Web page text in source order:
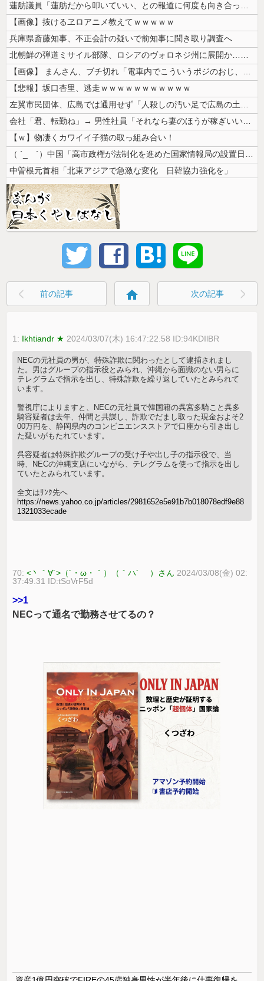
蓮舫議員「蓮舫だから叩いていい、との報道に何度も向き合ってきました。悔...
【画像】抜けるヱロアニメ教えてｗｗｗｗｗ
兵庫県斎藤知事、不正会計の疑いで前知事に聞き取り調査へ
北朝鮮の弾道ミサイル部隊、ロシアのヴォロネジ州に展開か…北朝鮮は本質的...
【画像】 まんさん、ブチ切れ「電車内でこういうポジのおじ、ガチでイラネ...
【悲報】坂口杏里、逃走ｗｗｗｗｗｗｗｗｗｗｗ
左翼市民団体、広島では通用せず「人殺しの汚い足で広島の土を踏むな！」→...
会社「君、転勤ね」→ 男性社員「それなら妻のほうが稼ぎいいんで辞めます...
【ｗ】物凄くカワイイ子猫の取っ組み合い！
（ ´_ゝ`）中国「高市政権が法制化を進めた国家情報局の設置日が7月3...
中曽根元首相「北東アジアで急激な変化 日韓協力強化を」
前の記事 home 次の記事
1: Ikhtiandr ★ 2024/03/07(木) 16:47:22.58 ID:94KDIlBR
NECの元社員の男が、特殊詐欺に関わったとして逮捕されまし
た。男はグループの指示役とみられ、沖縄から面識のない男らに
テレグラムで指示を出し、特殊詐欺を繰り返していたとみられて
います。
警視庁によりますと、NECの元社員で韓国籍の呉宮多騎こと呉多
騎容疑者は去年、仲間と共謀し、詐欺でだまし取った現金およそ2
00万円を、静岡県内のコンビニエンスストアで口座から引き出し
た疑いがもたれています。
呉容疑者は特殊詐欺グループの受け子や出し子の指示役で、当
時、NECの沖縄支店にいながら、テレグラムを使って指示を出し
ていたとみられています。
全文はﾘﾝｸ先へ
https://news.yahoo.co.jp/articles/2981652e5e91b7b018078edf9e88
1321033ecade
70:<丶｀∀´>（´・ω・｀）（｀ハ´ ）さん 2024/03/08(金) 02:
37:49.31 ID:tSoVrF5d
>>1
NECって通名で勤務させてるの？